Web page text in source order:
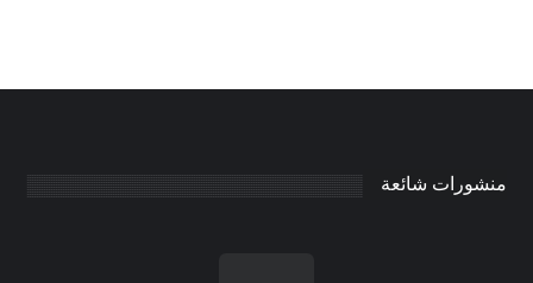
منشورات شائعة